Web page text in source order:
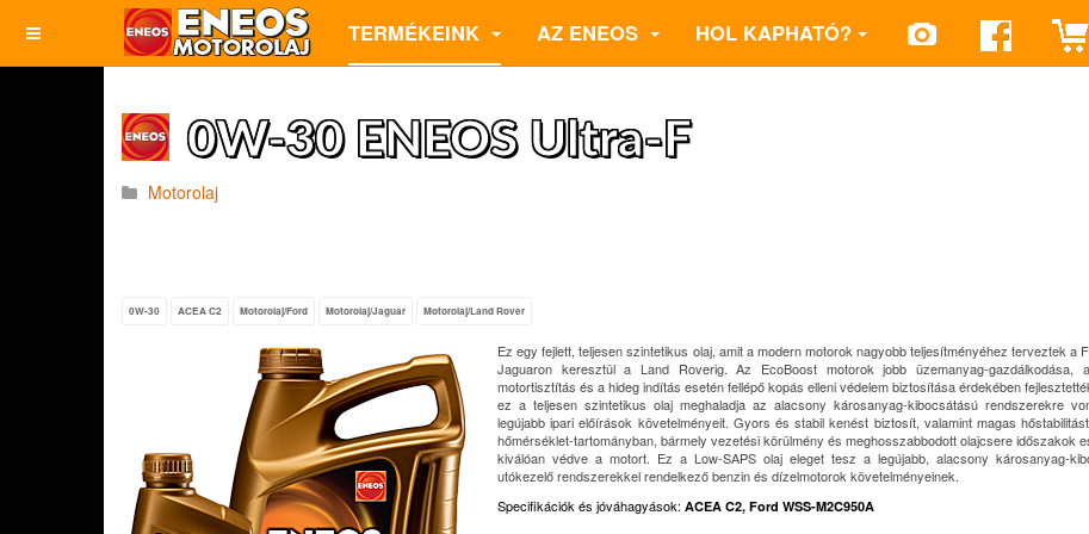
TERMÉKEINK AZ ENEOS HOL KAPHATÓ?
0W-30 ENEOS Ultra-F
Motorolaj
0W-30 ACEA C2 Motorolaj/Ford Motorolaj/Jaguar Motorolaj/Land Rover
Ez egy fejlett, teljesen szintetikus olaj, amit a modern motorok nagyobb teljesítményéhez terveztek a
Jaguaron keresztül a Land Roverig. Az EcoBoost motorok jobb üzemanyag-gazdálkodása,
motortisztítás és a hideg indítás esetén fellépő kopás elleni védelem biztosítása érdekében
ez a teljesen szintetikus olaj meghaladja az alacsony károsanyag-kibocsátású rendszerekre
legújabb ipari előírások követelményeit. Gyors és stabil kenést biztosít, valamint magas
hőmérséklet-tartományban, bármely vezetési körülmény és meghosszabbodott olajcsere időszakok
kiválóan védve a motort. Ez a Low-SAPS olaj eleget tesz a legújabb, alacsony károsanyag-
utókezelő rendszerekkel rendelkező benzin és dízelmotorok követelményeinek.
Specifikációk és jóváhagyások: ACEA C2, Ford WSS-M2C950A